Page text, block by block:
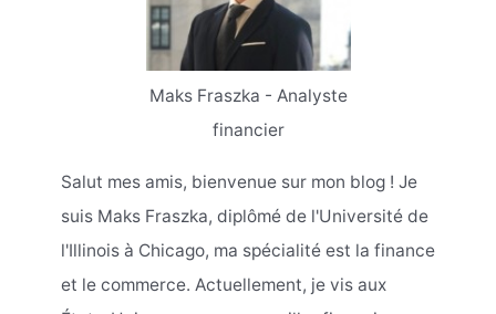
Maks Fraszka - Analyste
financier
Salut mes amis, bienvenue sur mon blog ! Je
suis Maks Fraszka, diplômé de l'Université de
l'Illinois à Chicago, ma spécialité est la finance
et le commerce. Actuellement, je vis aux